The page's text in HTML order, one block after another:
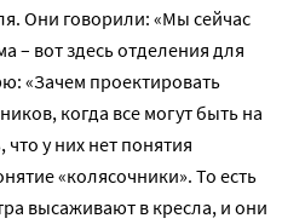
Они говорили: «Мы сейчас
– вот здесь отделения для
«Зачем проектировать
когда все могут быть на
у них нет понятия
«колясочники». То есть
высаживают в кресла, и они